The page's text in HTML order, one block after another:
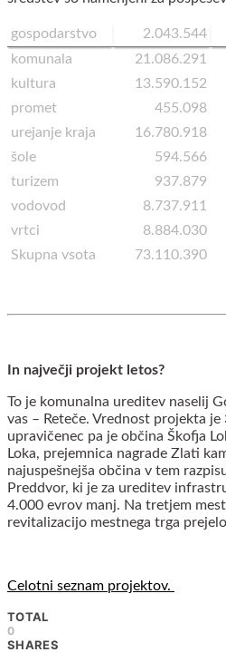
gospodarstvo 2.043.544
komunala
21.086.291
kultura
13.590.152
promet
455.098
urejanje kraja
16.780.918
šole
594.566
turizem
937.879
vodovod
8.737.911
vrtci
8.884.030
Skupna vsota
73.110.390
In največji projekt letos?
To je komunalna ureditev naselij
vas – Reteče. Vrednost projekta
upravičenec pa je občina Škofja
Loka, prejemnica nagrade Zlati
najuspešnejša občina v tem
Preddvor, ki je za ureditev
4.000 evrov manj. Na tretjem
revitalizacijo mestnega trga
Celotni seznam projektov.
TOTAL
0
SHARES